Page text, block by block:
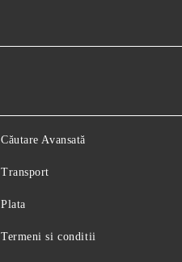
Căutare Avansată
Transport
Plata
Termeni si conditii